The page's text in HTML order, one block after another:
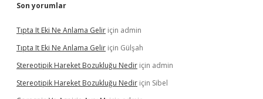
Son yorumlar
Tıpta It Eki Ne Anlama Gelir için admin
Tıpta It Eki Ne Anlama Gelir için Gülşah
Stereotipik Hareket Bozukluğu Nedir için admin
Stereotipik Hareket Bozukluğu Nedir için Sibel